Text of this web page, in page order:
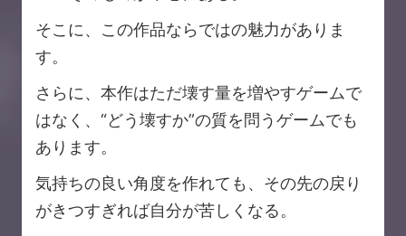
そこに、この作品ならではの魅力がありま
す。
さらに、本作はただ壊す量を増やすゲームで
はなく、“どう壊すか”の質を問うゲームでも
あります。
気持ちの良い角度を作れても、その先の戻り
がきつすぎれば自分が苦しくなる。